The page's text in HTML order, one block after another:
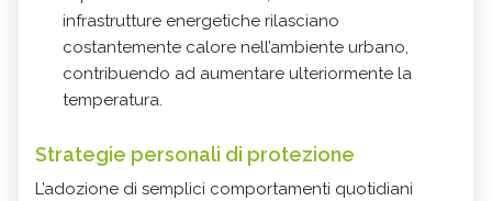
infrastrutture energetiche rilasciano
costantemente calore nell’ambiente urbano,
contribuendo ad aumentare ulteriormente la
temperatura.
Strategie personali di protezione
L’adozione di semplici comportamenti quotidiani